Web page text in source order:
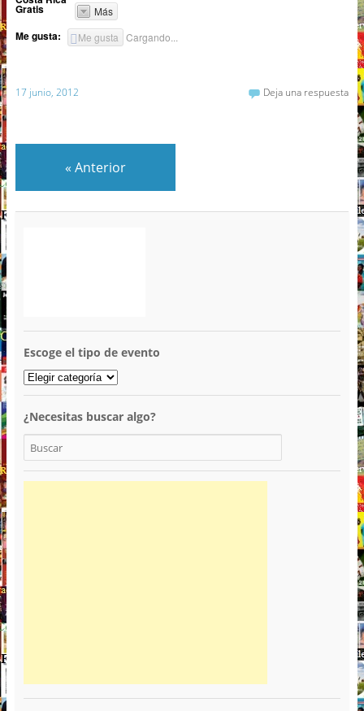
Gratis Más
Me gusta: Me gusta Cargando...
17 junio, 2012 Deja una respuesta
« Anterior
Escoge el tipo de evento
¿Necesitas buscar algo?